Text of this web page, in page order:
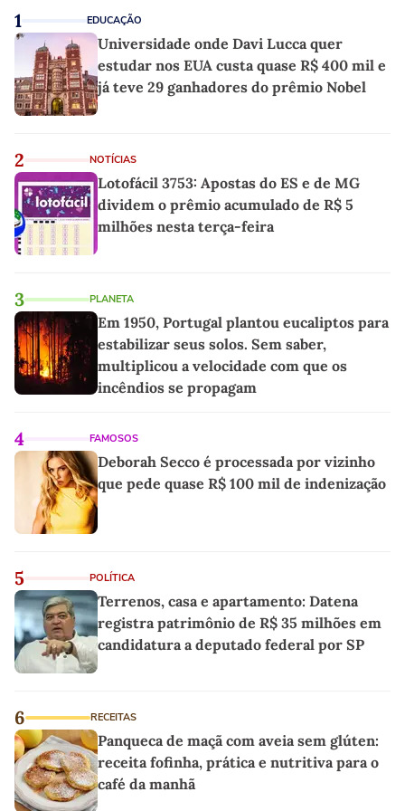
1 EDUCAÇÃO
Universidade onde Davi Lucca quer
estudar nos EUA custa quase R$ 400 mil e
já teve 29 ganhadores do prêmio Nobel
2 NOTÍCIAS
Lotofácil 3753: Apostas do ES e de MG
dividem o prêmio acumulado de R$ 5
milhões nesta terça-feira
3 PLANETA
Em 1950, Portugal plantou eucaliptos para
estabilizar seus solos. Sem saber,
multiplicou a velocidade com que os
incêndios se propagam
4 FAMOSOS
Deborah Secco é processada por vizinho
que pede quase R$ 100 mil de indenização
5 POLÍTICA
Terrenos, casa e apartamento: Datena
registra patrimônio de R$ 35 milhões em
candidatura a deputado federal por SP
6 RECEITAS
Panqueca de maçã com aveia sem glúten:
receita fofinha, prática e nutritiva para o
café da manhã